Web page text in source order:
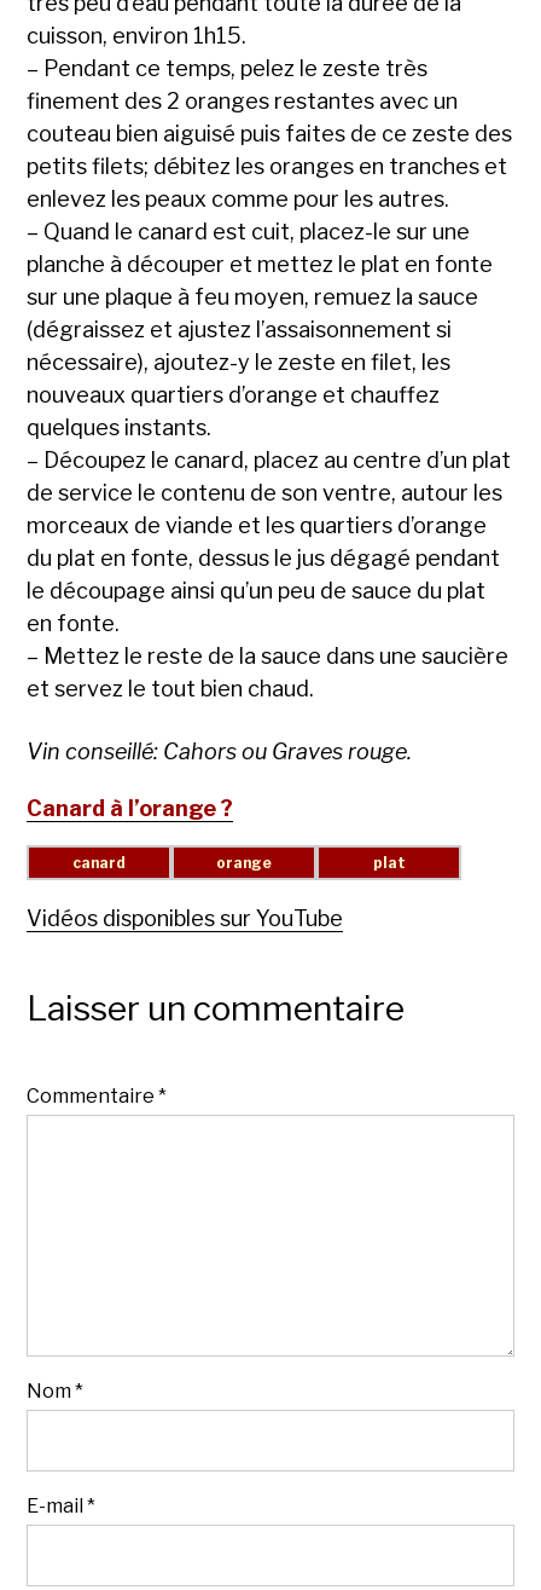
cuisson, environ 1h15.
– Pendant ce temps, pelez le zeste très
finement des 2 oranges restantes avec un
couteau bien aiguisé puis faites de ce zeste des
petits filets; débitez les oranges en tranches et
enlevez les peaux comme pour les autres.
– Quand le canard est cuit, placez-le sur une
planche à découper et mettez le plat en fonte
sur une plaque à feu moyen, remuez la sauce
(dégraissez et ajustez l’assaisonnement si
nécessaire), ajoutez-y le zeste en filet, les
nouveaux quartiers d’orange et chauffez
quelques instants.
– Découpez le canard, placez au centre d’un plat
de service le contenu de son ventre, autour les
morceaux de viande et les quartiers d’orange
du plat en fonte, dessus le jus dégagé pendant
le découpage ainsi qu’un peu de sauce du plat
en fonte.
– Mettez le reste de la sauce dans une saucière
et servez le tout bien chaud.
Vin conseillé: Cahors ou Graves rouge.
Canard à l’orange ?
Vidéos disponibles sur YouTube
Laisser un commentaire
Commentaire*
Nom*
E-mail*